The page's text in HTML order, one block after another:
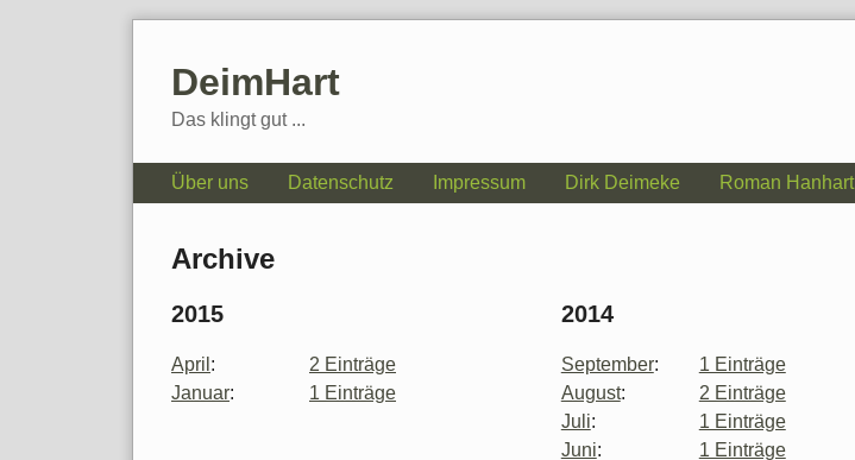
DeimHart
Das klingt gut ...
Navigation
Über uns Datenschutz Impressum Dirk Deimeke Roman Hanhart
Archive
2015
April :
2 Einträge
Januar: 1 Einträge
2014
September:
1 Einträge
August:
2 Einträge
Juli:
1 Einträge
Juni:
1 Einträge